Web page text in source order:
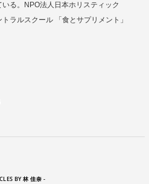
る。NPO法人日本ホリスティック
ラルスクール 「食とサプリメント」
BY 林 佳奈 -